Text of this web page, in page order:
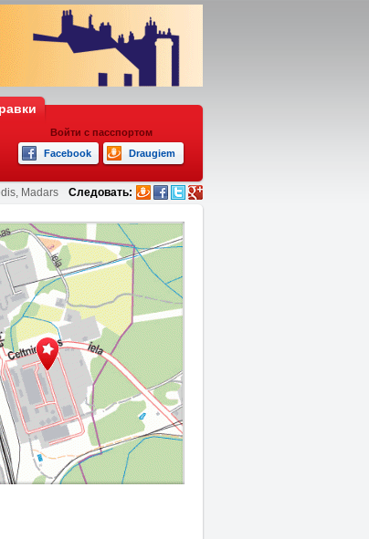
Войти с пасспортом
Facebook
Draugiem
Madars Следовать: